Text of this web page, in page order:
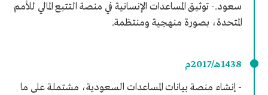
سعود.- توثيق المساعدات الإنسانية في منصة التتبع المالي للأمم
المتحدة، بصورة منهجية ومنتظمة.
1438هـ/2017م
- إنشاء منصة بيانات المساعدات السعودية، مشتملة على ما